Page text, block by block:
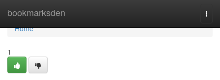
bookmarksden
Home
Home
1